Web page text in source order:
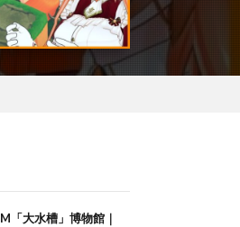
「大水槽」博物館｜